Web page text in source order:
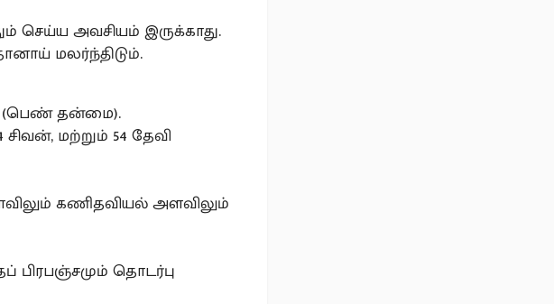
செய்ய அவசியம் இருக்காது.
மலர்ந்திடும்.
(பெண் தன்மை).
மற்றும் 54 தேவி
கணிதவியல் அளவிலும்
பிரபஞ்சமும் தொடர்பு